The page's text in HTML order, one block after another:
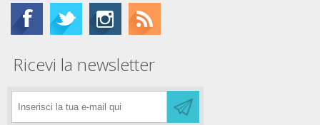
Ricevi la newsletter